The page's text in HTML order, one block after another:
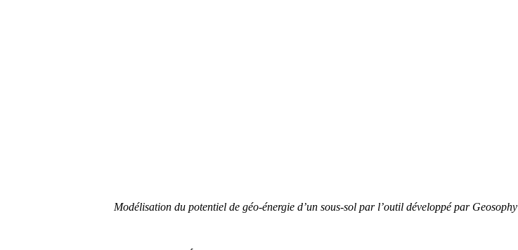
Modélisation du potentiel de géo-énergie d’un sous-sol par l’outil développé par Geosophy